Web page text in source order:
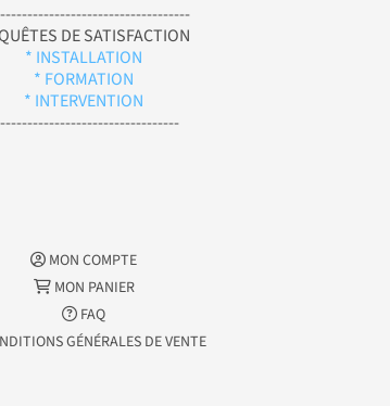
DE SATISFACTION
* INSTALLATION
* FORMATION
* INTERVENTION
MON COMPTE
MON PANIER
FAQ
GÉNÉRALES DE VENTE